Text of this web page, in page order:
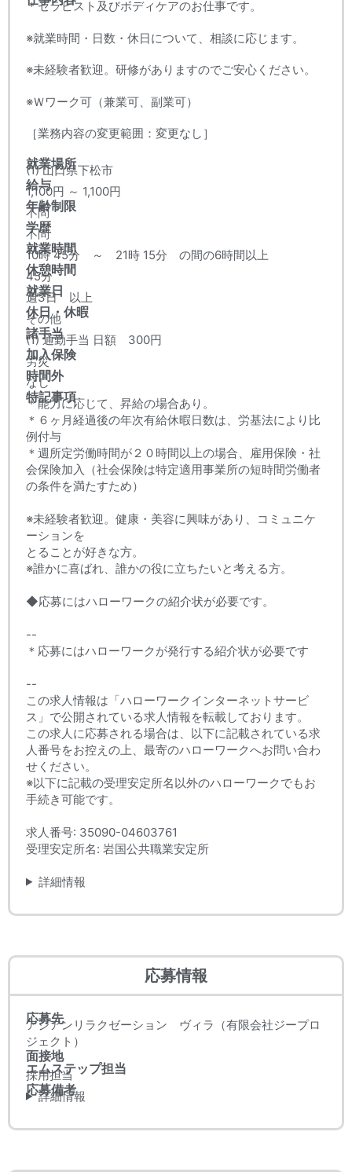
＊セラピスト及びボディケアのお仕事です。
※就業時間・日数・休日について、相談に応じます。
※未経験者歓迎。研修がありますのでご安心ください。
※Ｗワーク可（兼業可、副業可）
［業務内容の変更範囲：変更なし］
就業場所
(1) 山口県下松市
給与
1,100円 ～ 1,100円
年齢制限
不問
学歴
不問
就業時間
10時 45分 ～ 21時 15分 の間の6時間以上
休憩時間
45分
就業日
週3日 以上
休日・休暇
その他
諸手当
(1) 通勤手当 日額 300円
加入保険
労災
時間外
なし
特記事項
＊能力に応じて、昇給の場合あり。
＊６ヶ月経過後の年次有給休暇日数は、労基法により比
例付与
＊週所定労働時間が２０時間以上の場合、雇用保険・社
会保険加入（社会保険は特定適用事業所の短時間労働者
の条件を満たすため）
※未経験者歓迎。健康・美容に興味があり、コミュニケ
ーションを
とることが好きな方。
※誰かに喜ばれ、誰かの役に立ちたいと考える方。
◆応募にはハローワークの紹介状が必要です。
--
＊応募にはハローワークが発行する紹介状が必要です
--
この求人情報は「ハローワークインターネットサービ
ス」で公開されている求人情報を転載しております。
この求人に応募される場合は、以下に記載されている求
人番号をお控えの上、最寄のハローワークへお問い合わ
せください。
※以下に記載の受理安定所名以外のハローワークでもお
手続き可能です。
求人番号: 35090-04603761
受理安定所名: 岩国公共職業安定所
詳細情報
応募情報
応募先
アジアンリラクゼーション ヴィラ（有限会社ジープロ
ジェクト）
面接地
エムステップ担当
採用担当
応募備考
詳細情報